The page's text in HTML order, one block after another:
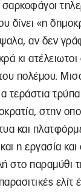
σαρκοφάγοι
δίνει «η
αν δεν
κι
πολέμου.
τεράστια
στην
και
η εργασία
στο παραμύθι